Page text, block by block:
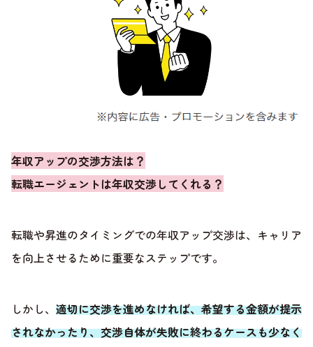
年収アップの交渉方法は？
転職エージェントは年収交渉してくれる？
転職や昇進のタイミングでの年収アップ交渉は、キャリア
を向上させるために重要なステップです。
しかし、 適切に交渉を進めなければ、希望する金額が提示
されなかったり、交渉自体が失敗に終わるケースも少なく